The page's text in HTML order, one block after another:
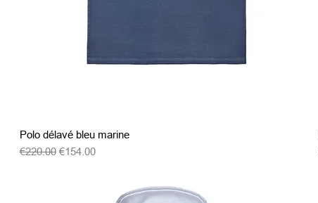
クイックビュー
Polo délavé bleu marine
通常価格
€220.00 セール価格
€154.00